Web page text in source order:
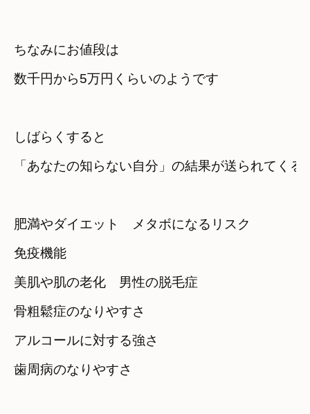
ちなみにお値段は
数千円から5万円くらいのようです
しばらくすると
「あなたの知らない自分」の結果が送られてくる
肥満やダイエット　メタボになるリスク
免疫機能
美肌や肌の老化　男性の脱毛症
骨粗鬆症のなりやすさ
アルコールに対する強さ
歯周病のなりやすさ